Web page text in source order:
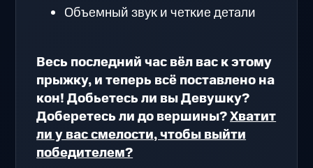
Объемный звук и четкие детали
Весь последний час вёл вас к этому
прыжку, и теперь всё поставлено на
кон! Добьетесь ли вы Девушку?
Доберетесь ли до вершины?Хватит
ли у вас смелости, чтобы выйти
победителем?